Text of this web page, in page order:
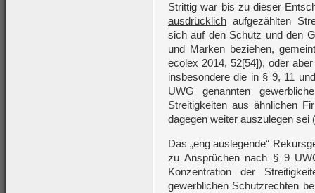
Strittig war bis zu dieser
ausdrücklich aufgezählten
sich auf den Schutz und den
und Marken beziehen,
ecolex 2014, 52[54]), oder
insbesondere die in § 9, 11
UWG genannten
Streitigkeiten aus ähnlichen
dagegen weiter auszulegen sei
Das „eng auslegende“
zu Ansprüchen nach § 9
Konzentration der
gewerblichen Schutzrechten